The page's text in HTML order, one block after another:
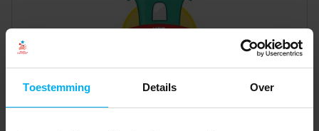
Toestemming Details Over